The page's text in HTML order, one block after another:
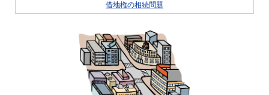
借地権の相続問題